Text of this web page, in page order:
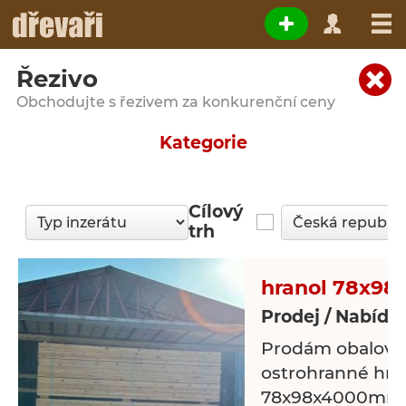
Řezivo
Obchodujte s řezivem za konkurenční ceny
Kategorie
Cílový
trh
hranol 78x98
Prodej /
Prodám
ostrohranné